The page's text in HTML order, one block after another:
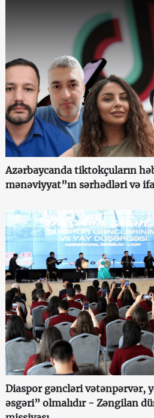
Azərbaycanda tiktokçuların
mənəviyyat”ın sərhədləri və
Diaspor gəncləri vətənpərvər,
əsgəri” olmalıdır - Zəngilan